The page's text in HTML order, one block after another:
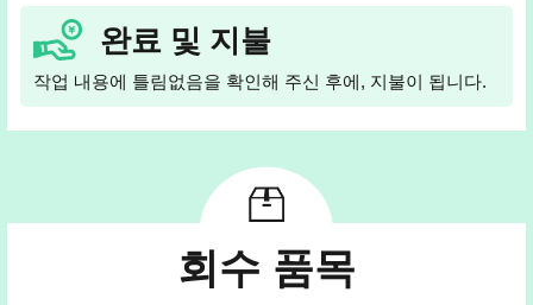
완료 및 지불
작업 내용에 틀림없음을 확인해 주신 후에, 지불이 됩니다.
회수 품목